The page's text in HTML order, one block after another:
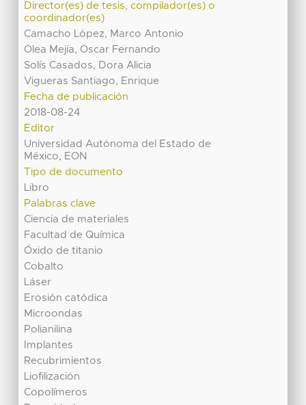
Director(es) de tesis, compilador(es) o
coordinador(es)
Camacho López, Marco Antonio
Olea Mejía, Oscar Fernando
Solís Casados, Dora Alicia
Vigueras Santiago, Enrique
Fecha de publicación
2018-08-24
Editor
Universidad Autónoma del Estado de
México, EON
Tipo de documento
Libro
Palabras clave
Ciencia de materiales
Facultad de Química
Óxido de titanio
Cobalto
Láser
Erosión catódica
Microondas
Polianilina
Implantes
Recubrimientos
Liofilización
Copolímeros